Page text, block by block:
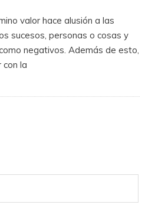
valor hace alusión a las
sucesos, personas o cosas y
negativos. Además de esto,
la